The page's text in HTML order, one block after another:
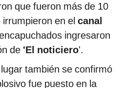
que fueron más de 10
en el canal
ingresaron
de 'El noticiero'.
también se confirmó
fue puesto en la